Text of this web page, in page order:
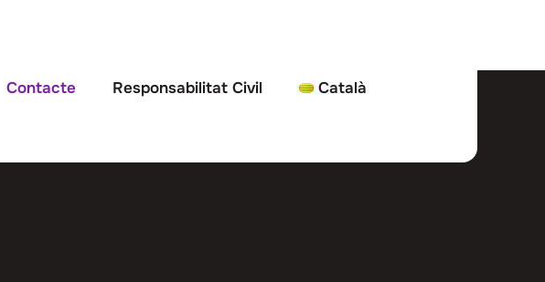
Contacte Responsabilitat Civil Català